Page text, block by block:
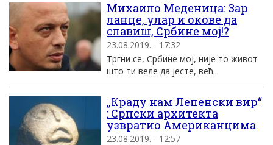
Михаило Меденица: Зар
ланце, улар и окове да
славиш, Србине мој!?
23.08.2019. - 17:32
Тргни се, Србине мој, није то живот
што ти веле да јесте, већ...
„Краду нам Лепенски вир“
: Српски архитекта
узвратио Американцима
23.08.2019. - 12:57